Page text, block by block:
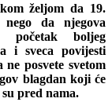
željom da 19.
da njegova
početak boljeg
i sveca povijesti
posvete svetom
blagdan koji će
pred nama.